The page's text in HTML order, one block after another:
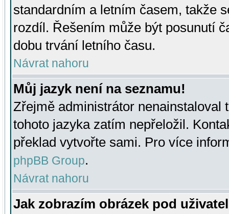
standardním a letním časem, takže
rozdíl. Řešením může být posunutí
dobu trvání letního času.
Návrat nahoru
Můj jazyk není na seznamu!
Zřejmě administrátor nenainstaloval
tohoto jazyka zatím nepřeložil.
překlad vytvořte sami. Pro více
phpBB Group.
Návrat nahoru
Jak zobrazím obrázek pod